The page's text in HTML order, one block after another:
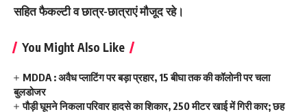
सहित फैकल्टी व छात्र-छात्राएं मौजूद रहे।
You Might Also Like
MDDA : अवैध प्लाटिंग पर बड़ा प्रहार, 15 बीघा तक की कॉलोनी पर चला
बुलडोजर
पौड़ी घूमने निकला परिवार हादसे का शिकार, 250 मीटर खाई में गिरी कार; छह